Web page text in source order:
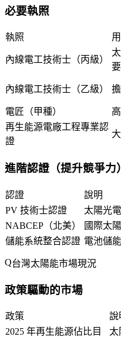
必要執照
執照
內線電工技術士（丙級）
要
內線電工技術士（乙級）
電匠（甲種）
再生能源電廠工程專業認
證
進階認證（提升競爭力）
認證
說明
PV 技術士認證
太陽光
NABCEP（北美）
國際太
儲能系統整合認證 電池儲
台灣太陽能市場現況
政策驅動的市場
政策 說
2025 年再生能源佔比目
太